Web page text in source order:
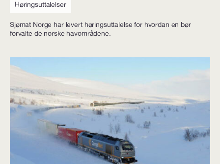
Høringsuttalelser
Sjømat Norge har levert høringsuttalelse for hvordan en bør
forvalte de norske havområdene.